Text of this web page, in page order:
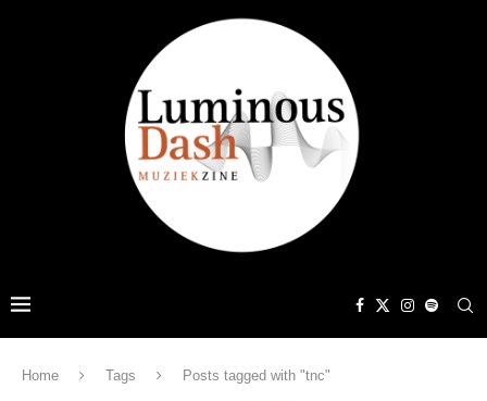
Home Tags Posts tagged with "tnc"